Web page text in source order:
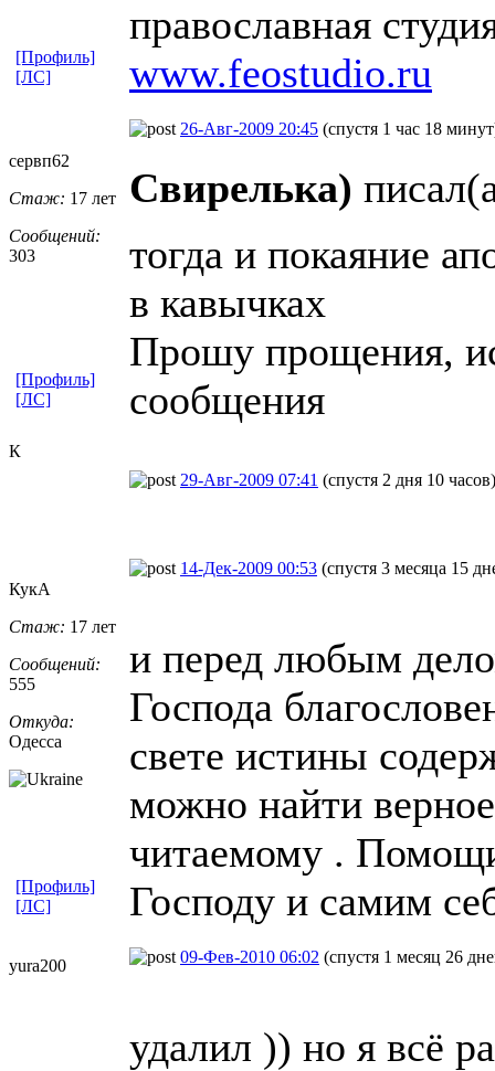
православная
www.feostudio.ru
[Профиль]
[ЛС]
сервп62
Стаж: 17 лет
Сообщений:
303
26-Авг-2009 20:45 (спустя 1 час 18
Свирелька)
тогда и покаяние
в кавычках
Прошу прощения,
сообщения
[Профиль]
[ЛС]
К
29-Авг-2009 07:41 (спустя 2 дня 10 часов)
КукА
Стаж: 17 лет
Сообщений:
555
Откуда:
Одесса
14-Дек-2009 00:53 (спустя 3 месяца 15
и перед любым
Господа
свете истины
можно найти
читаемому .
Господу и самим
[Профиль]
[ЛС]
yura200 09-Фев-2010 06:02 (спустя 1 месяц 26
удалил )) но я всё